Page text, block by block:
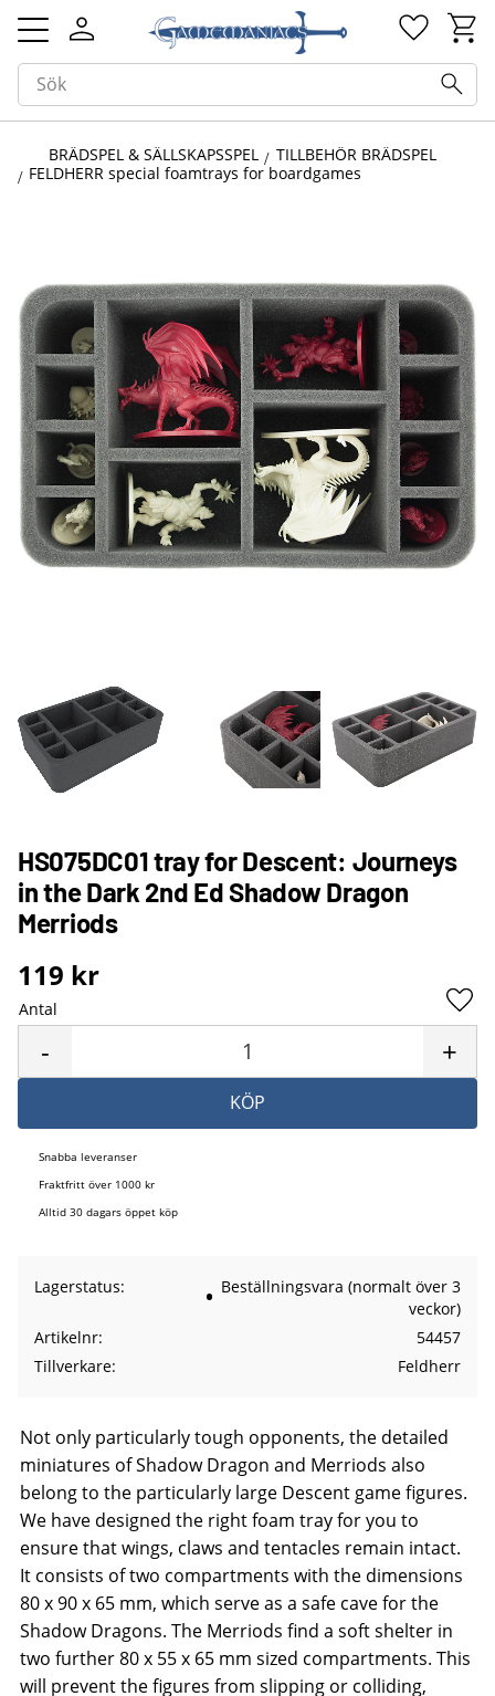
Meny
BRÄDSPEL & SÄLLSKAPSSPEL
TILLBEHÖR BRÄDSPEL
FELDHERR special foamtrays for boardgames
HS075DC01 tray for Descent: Journeys
in the Dark 2nd Ed Shadow Dragon
Merriods
119 kr
Antal
+
-
KÖP
Snabba leveranser
Fraktfritt över 1000 kr
Alltid 30 dagars öppet köp
Lagerstatus
Beställningsvara (normalt över 3
veckor)
Artikelnr
54457
Tillverkare
Feldherr
Not only particularly tough opponents, the detailed
miniatures of Shadow Dragon and Merriods also
belong to the particularly large Descent game figures.
We have designed the right foam tray for you to
ensure that wings, claws and tentacles remain intact.
It consists of two compartments with the dimensions
80 x 90 x 65 mm, which serve as a safe cave for the
Shadow Dragons. The Merriods find a soft shelter in
two further 80 x 55 x 65 mm sized compartments. This
will prevent the figures from slipping or colliding,